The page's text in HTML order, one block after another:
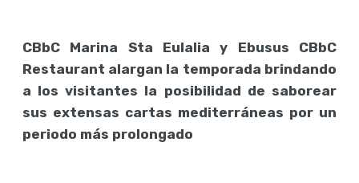
CBbC Marina Sta Eulalia y Ebusus CBbC
Restaurant alargan la temporada brindando
a los visitantes la posibilidad de saborear
sus extensas cartas mediterráneas por un
periodo más prolongado